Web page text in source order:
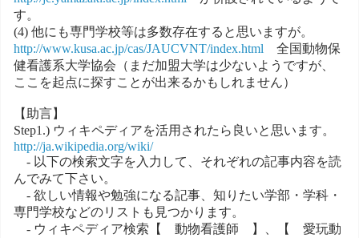
す。
(4) 他にも専門学校等は多数存在すると思いますが。
http://www.kusa.ac.jp/cas/JAUCVNT/index.html 全国動物保
健看護系大学協会（まだ加盟大学は少ないようですが、
ここを起点に探すことが出来るかもしれません）
【助言】
Step1.) ウィキペディアを活用されたら良いと思います。
http://ja.wikipedia.org/wiki/
- 以下の検索文字を入力して、それぞれの記事内容を読
んでみて下さい。
- 欲しい情報や勉強になる記事、知りたい学部・学科・
専門学校などのリストも見つかります。
- ウィキペディア検索【 動物看護師 】、【 愛玩動